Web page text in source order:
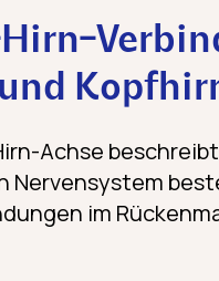
Achse
Nervensystem
im